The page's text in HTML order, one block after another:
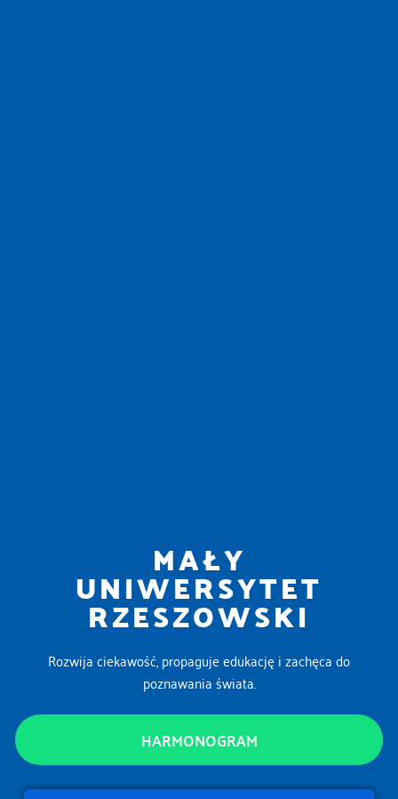
MAŁY
UNIWERSYTET
RZESZOWSKI
Rozwija ciekawość, propaguje edukację i zachęca do
poznawania świata.
HARMONOGRAM